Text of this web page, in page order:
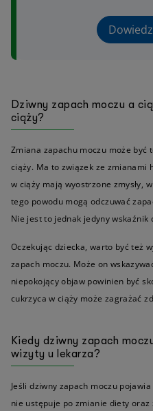
Dziwny zapach moczu a
ciąży?
Zmiana zapachu moczu może być
ciąży. Ma to związek ze zmianami
w ciąży mają wyostrzone zmysły,
tego powodu mogą odczuwać
Nie jest to jednak jedyny wskaźnik
Oczekując dziecka, warto być też
zapach moczu. Może on
niepokojący objaw powinien być
cukrzyca w ciąży może zagrażać
Kiedy dziwny zapach
wizyty u lekarza?
Jeśli dziwny zapach moczu
nie ustępuje po zmianie diety